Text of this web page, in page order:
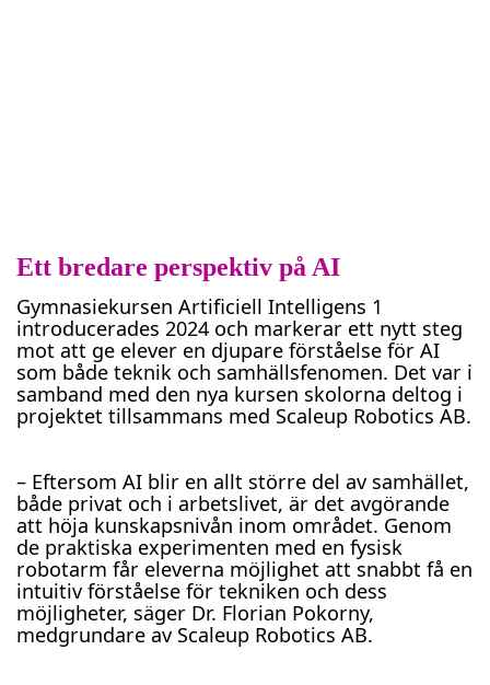
Ett bredare perspektiv på AI
Gymnasiekursen Artificiell Intelligens 1
introducerades 2024 och markerar ett nytt steg
mot att ge elever en djupare förståelse för AI
som både teknik och samhällsfenomen. Det var i
samband med den nya kursen skolorna deltog i
projektet tillsammans med Scaleup Robotics AB.
– Eftersom AI blir en allt större del av samhället,
både privat och i arbetslivet, är det avgörande
att höja kunskapsnivån inom området. Genom
de praktiska experimenten med en fysisk
robotarm får eleverna möjlighet att snabbt få en
intuitiv förståelse för tekniken och dess
möjligheter, säger Dr. Florian Pokorny,
medgrundare av Scaleup Robotics AB.